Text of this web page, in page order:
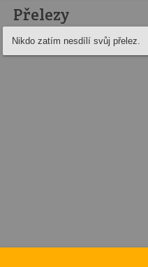
Přelezy
Nikdo zatím nesdílí svůj přelez.